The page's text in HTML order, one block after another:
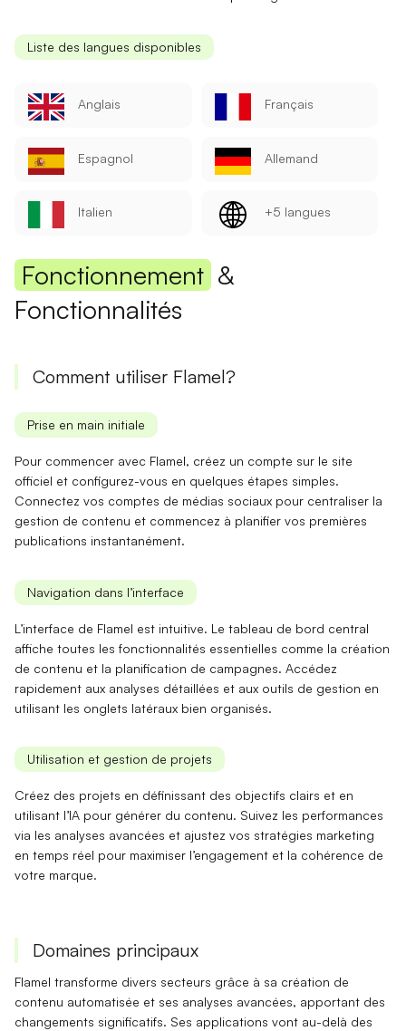
Liste des langues disponibles
Anglais Français
Espagnol Allemand
Italien +5 langues
Fonctionnement &
Fonctionnalités
Comment utiliser Flamel?
Prise en main initiale
Pour commencer avec Flamel, créez un compte sur le site
officiel et configurez-vous en quelques étapes simples.
Connectez vos comptes de médias sociaux pour centraliser la
gestion de contenu et commencez à planifier vos premières
publications instantanément.
Navigation dans l’interface
L’interface de Flamel est intuitive. Le tableau de bord central
affiche toutes lesfonctionnalités essentielles comme la création
de contenu et la planification de campagnes. Accédez
rapidement aux analyses détaillées et aux outils de gestion en
utilisant les onglets latéraux bien organisés.
Utilisation et gestion de projets
Créez des projets en définissant des objectifs clairs et en
utilisant l’IA pour générer du contenu. Suivez les performances
via les analyses avancées et ajustez vos stratégies marketing
en temps réel pour maximiser l’engagement et la cohérence de
votre marque.
Domaines principaux
Flamel transforme divers secteurs grâce à sa création de
contenu automatisée et ses analyses avancées, apportant des
changements significatifs. Ses applications vont au-delà des